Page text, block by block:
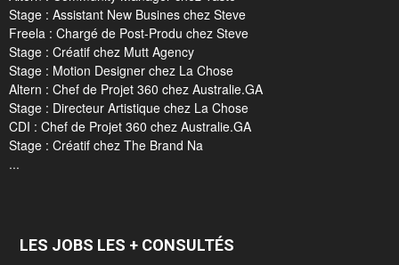
Stage : Assistant New Busines chez Steve
Freela : Chargé de Post-Produ chez Steve
Stage : Créatif chez Mutt Agency
Stage : Motion Designer chez La Chose
Altern : Chef de Projet 360 chez Australie.GA
Stage : Directeur Artistique chez La Chose
CDI : Chef de Projet 360 chez Australie.GA
Stage : Créatif chez The Brand Na
...
LES JOBS LES + CONSULTÉS